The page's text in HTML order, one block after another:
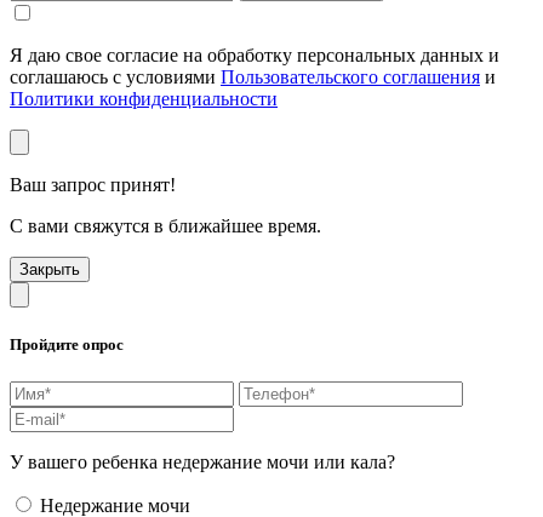
Я даю свое согласие на обработку персональных данных и
соглашаюсь с условиями Пользовательского соглашения и
Политики конфиденциальности
Ваш запрос принят!
С вами свяжутся в ближайшее время.
Закрыть
Пройдите опрос
У вашего ребенка недержание мочи или кала?
Недержание мочи